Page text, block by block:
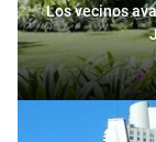
Los vecinos